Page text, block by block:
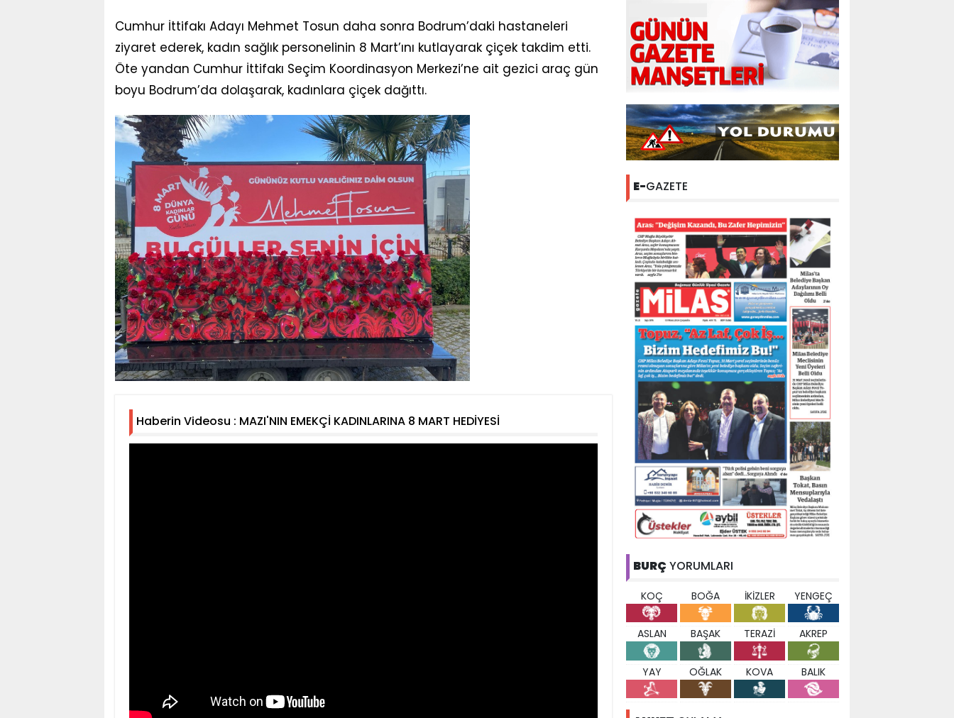
Cumhur İttifakı Adayı Mehmet Tosun daha sonra Bodrum’daki hastaneleri
ziyaret ederek, kadın sağlık personelinin 8 Mart’ını kutlayarak çiçek takdim etti.
Öte yandan Cumhur İttifakı Seçim Koordinasyon Merkezi’ne ait gezici araç gün
boyu Bodrum’da dolaşarak, kadınlara çiçek dağıttı.
Haberin Videosu : MAZI'NIN EMEKÇİ KADINLARINA 8 MART HEDİYESİ
E-GAZETE
BURÇ YORUMLARI
KOÇ BOĞA İKİZLER YENGEÇ
ASLAN BAŞAK TERAZİ AKREP
YAY OĞLAK KOVA BALIK